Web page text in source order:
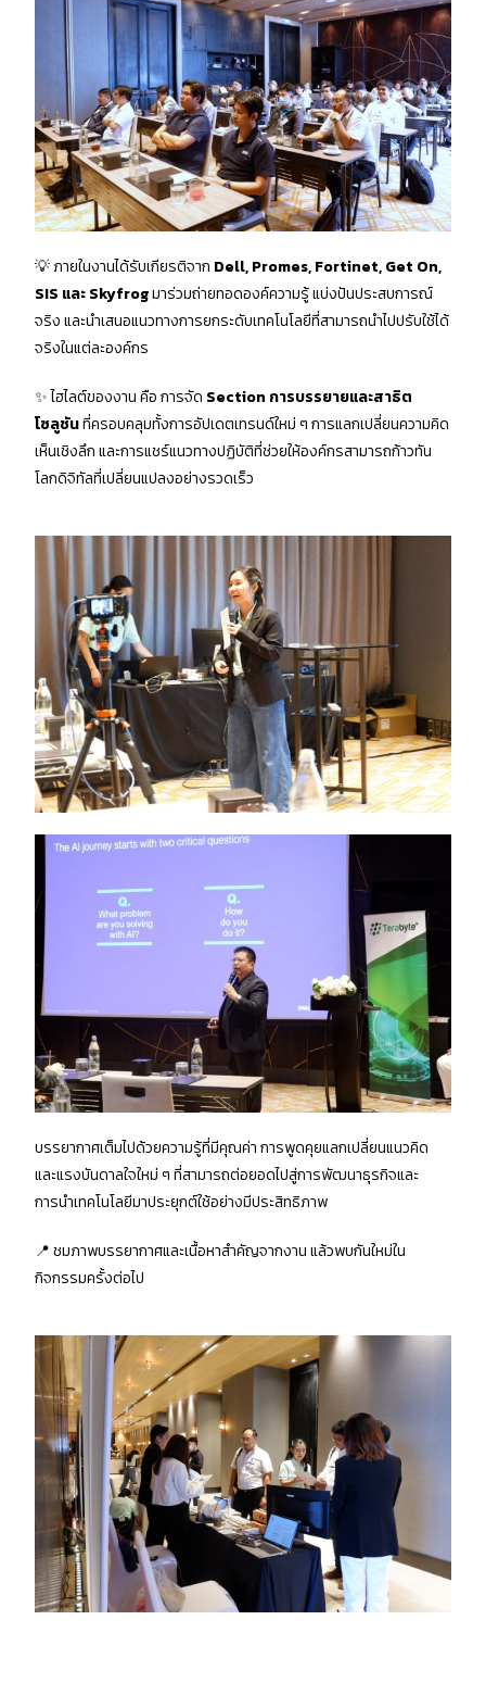
💡 ภายในงานได้รับเกียรติจาก Dell, Promes, Fortinet, Get On,
SIS และSkyfrogมาร่วมถ่ายทอดองค์ความรู้ แบ่งปันประสบการณ์
จริง และนำเสนอแนวทางการยกระดับเทคโนโลยีที่สามารถนำไปปรับใช้ได้
จริงในแต่ละองค์กร
✨ ไฮไลต์ของงาน คือ การจัด Section การบรรยายและสาธิต
โซลูชันที่ครอบคลุมทั้งการอัปเดตเทรนด์ใหม่ ๆ การแลกเปลี่ยนความคิด
เห็นเชิงลึก และการแชร์แนวทางปฏิบัติที่ช่วยให้องค์กรสามารถก้าวทัน
โลกดิจิทัลที่เปลี่ยนแปลงอย่างรวดเร็ว
บรรยากาศเต็มไปด้วยความรู้ที่มีคุณค่า การพูดคุยแลกเปลี่ยนแนวคิด
และแรงบันดาลใจใหม่ ๆ ที่สามารถต่อยอดไปสู่การพัฒนาธุรกิจและ
การนำเทคโนโลยีมาประยุกต์ใช้อย่างมีประสิทธิภาพ
📍 ชมภาพบรรยากาศและเนื้อหาสำคัญจากงาน แล้วพบกันใหม่ใน
กิจกรรมครั้งต่อไป